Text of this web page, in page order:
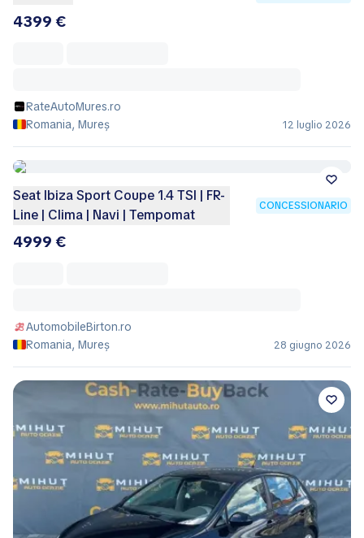
4399 €
RateAutoMures.ro
Romania, Mureș
12 luglio 2026
Seat Ibiza Sport Coupe 1.4 TSI | FR-
Line | Clima | Navi | Tempomat
CONCESSIONARIO
4999 €
AutomobileBirton.ro
Romania, Mureș
28 giugno 2026